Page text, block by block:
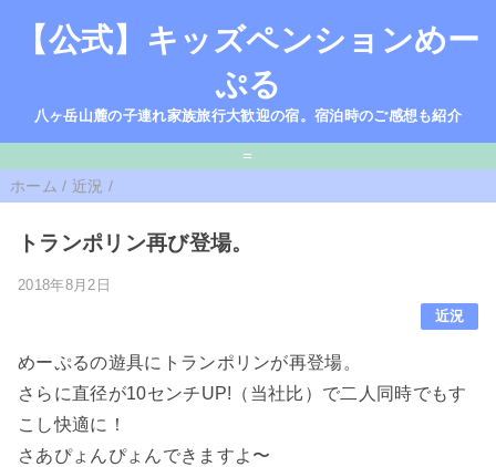
【公式】キッズペンションめー
ぷる
八ヶ岳山麓の子連れ家族旅行大歓迎の宿。宿泊時のご感想も紹介
=
ホーム / 近況 /
トランポリン再び登場。
2018年8月2日
近況
めーぷるの遊具にトランポリンが再登場。
さらに直径が10センチUP!（当社比）で二人同時でもす
こし快適に！
さあぴょんぴょんできますよ〜